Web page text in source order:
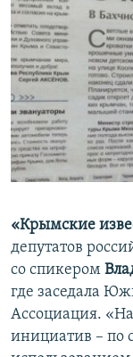
«Крымские
депутатов
со спикером
где заседала
Ассоциация.
инициатив – по